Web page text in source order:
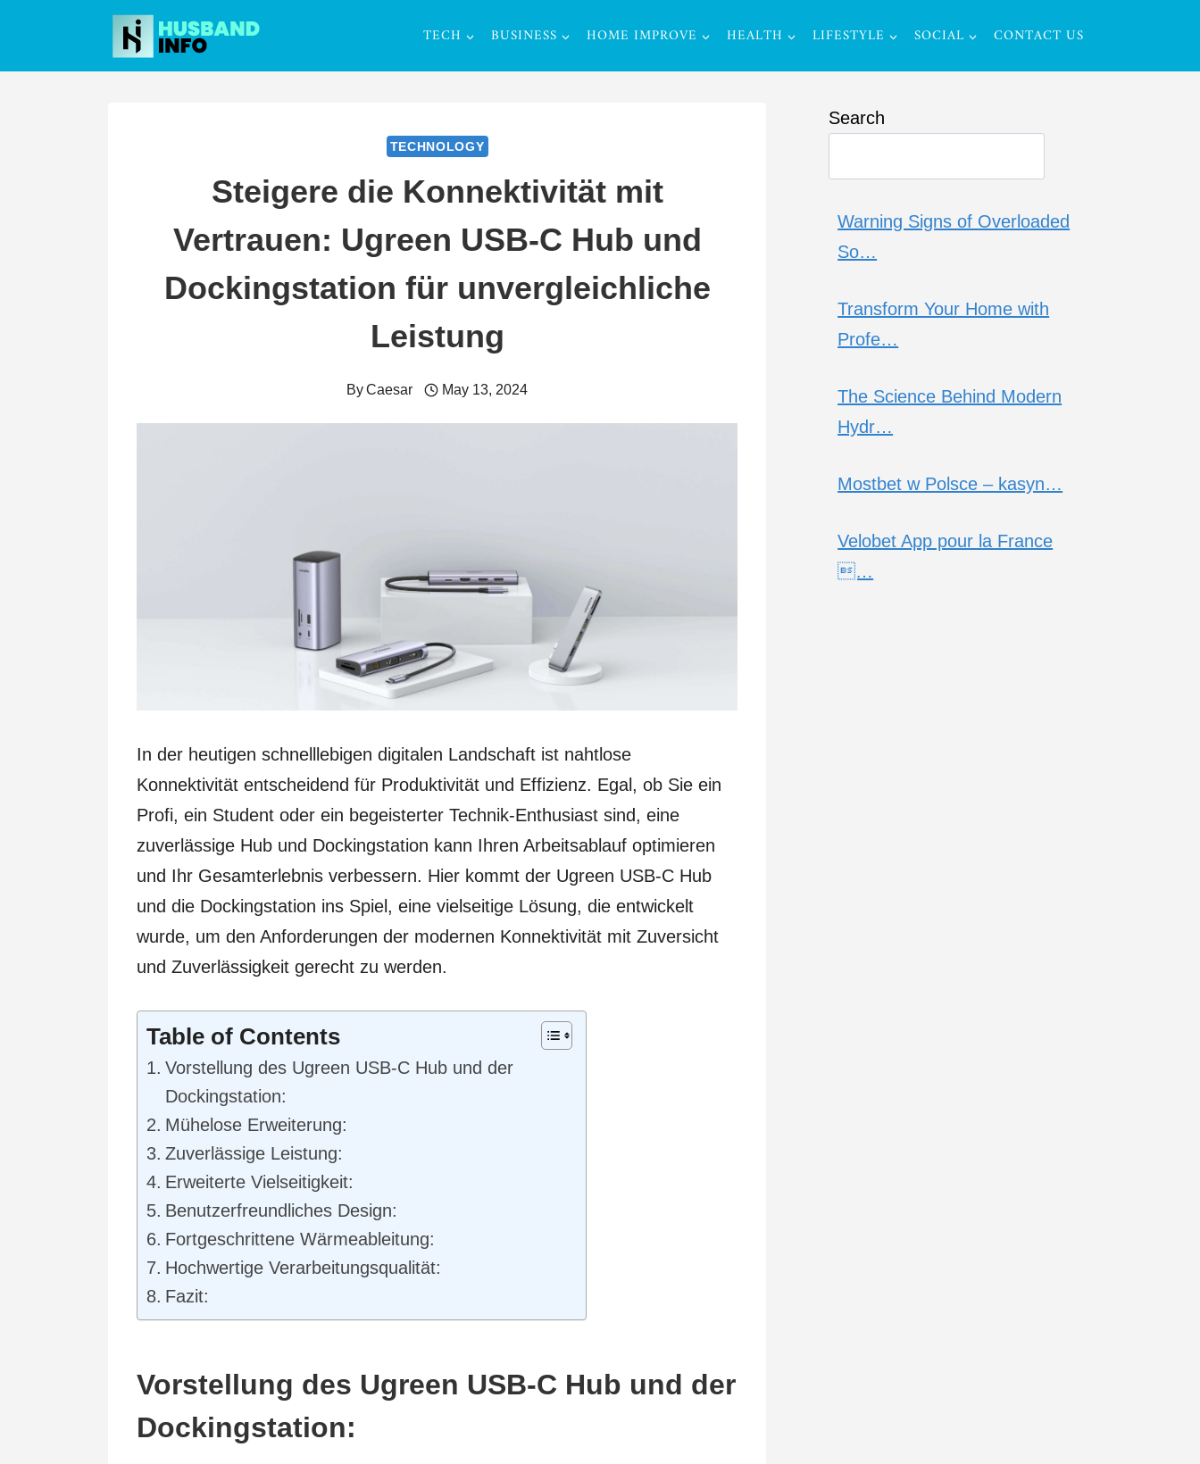
content
TECH BUSINESS HOME IMPROVE HEALTH LIFESTYLE SOCIAL CONTACT US
TECHNOLOGY
Steigere die Konnektivität mit
Vertrauen: Ugreen USB-C Hub und
Dockingstation für unvergleichliche
Leistung
ByCaesar May 13, 2024
In der heutigen schnelllebigen digitalen Landschaft ist nahtlose
Konnektivität entscheidend für Produktivität und Effizienz. Egal, ob Sie ein
Profi, ein Student oder ein begeisterter Technik-Enthusiast sind, eine
zuverlässige Hub und Dockingstation kann Ihren Arbeitsablauf optimieren
und Ihr Gesamterlebnis verbessern. Hier kommt der Ugreen USB-C Hub
und die Dockingstation ins Spiel, eine vielseitige Lösung, die entwickelt
wurde, um den Anforderungen der modernen Konnektivität mit Zuversicht
und Zuverlässigkeit gerecht zu werden.
Table of Contents
Vorstellung des Ugreen USB-C Hub und der
Dockingstation:
Mühelose Erweiterung:
Zuverlässige Leistung:
Erweiterte Vielseitigkeit:
Benutzerfreundliches Design:
Fortgeschrittene Wärmeableitung:
Hochwertige Verarbeitungsqualität:
Fazit:
Vorstellung des Ugreen USB-C Hub und der
Dockingstation:
Search
Warning Signs of Overloaded
So…
Transform Your Home with
Profe…
The Science Behind Modern
Hydr…
Mostbet w Polsce – kasyn…
Velobet App pour la France
…